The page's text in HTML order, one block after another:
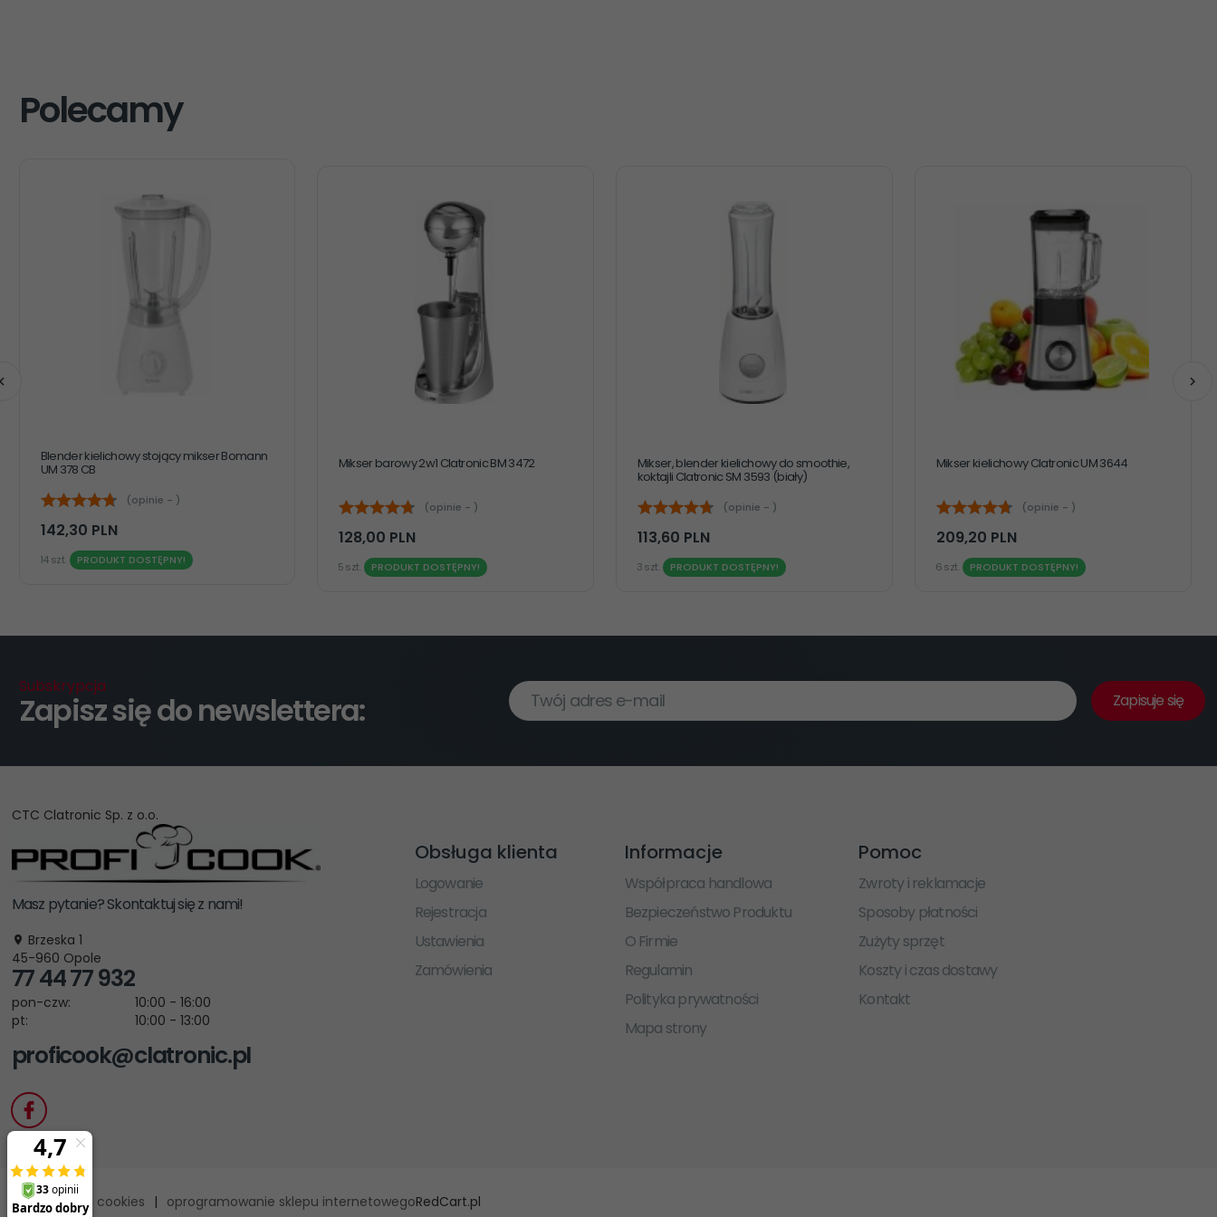
Polecamy
Blender kielichowy stojący mikser Bomann
UM 378 CB
(opinie - )
142,30 PLN
PRODUKT DOSTĘPNY!
14 szt.
Mikser barowy 2w1 Clatronic BM 3472
(opinie - )
128,00 PLN
PRODUKT DOSTĘPNY!
5 szt.
Mikser, blender kielichowy do smoothie,
koktajli Clatronic SM 3593 (biały)
(opinie - )
113,60 PLN
PRODUKT DOSTĘPNY!
3 szt.
Mikser kielichowy Clatronic UM 3644
(opinie - )
209,20 PLN
PRODUKT DOSTĘPNY!
6 szt.
Subskrypcja
Zapisz się do newslettera: Twój adres e-mail Zapisuje się
CTC Clatronic Sp. z o.o.
Masz pytanie? Skontaktuj się z nami!
Brzeska 1
45-960 Opole
77 44 77 932
pon-czw:
10:00 - 16:00
pt:
10:00 - 13:00
proficook@clatronic.pl
Obsługa klienta
Logowanie
Rejestracja
Ustawienia
Zamówienia
Informacje
Współpraca handlowa
Bezpieczeństwo Produktu
O Firmie
Regulamin
Polityka prywatności
Mapa strony
Pomoc
Zwroty i reklamacje
Sposoby płatności
Zużyty sprzęt
Koszty i czas dostawy
Kontakt
Informacja o cookies | oprogramowanie sklepu internetowegoRedCart.pl